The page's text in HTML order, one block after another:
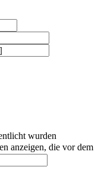
wurden
anzeigen, die vor dem